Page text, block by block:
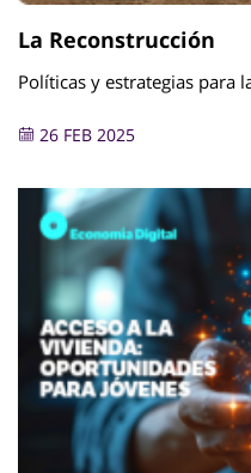
La Reconstrucción
Políticas y estrategias para
26 FEB 2025